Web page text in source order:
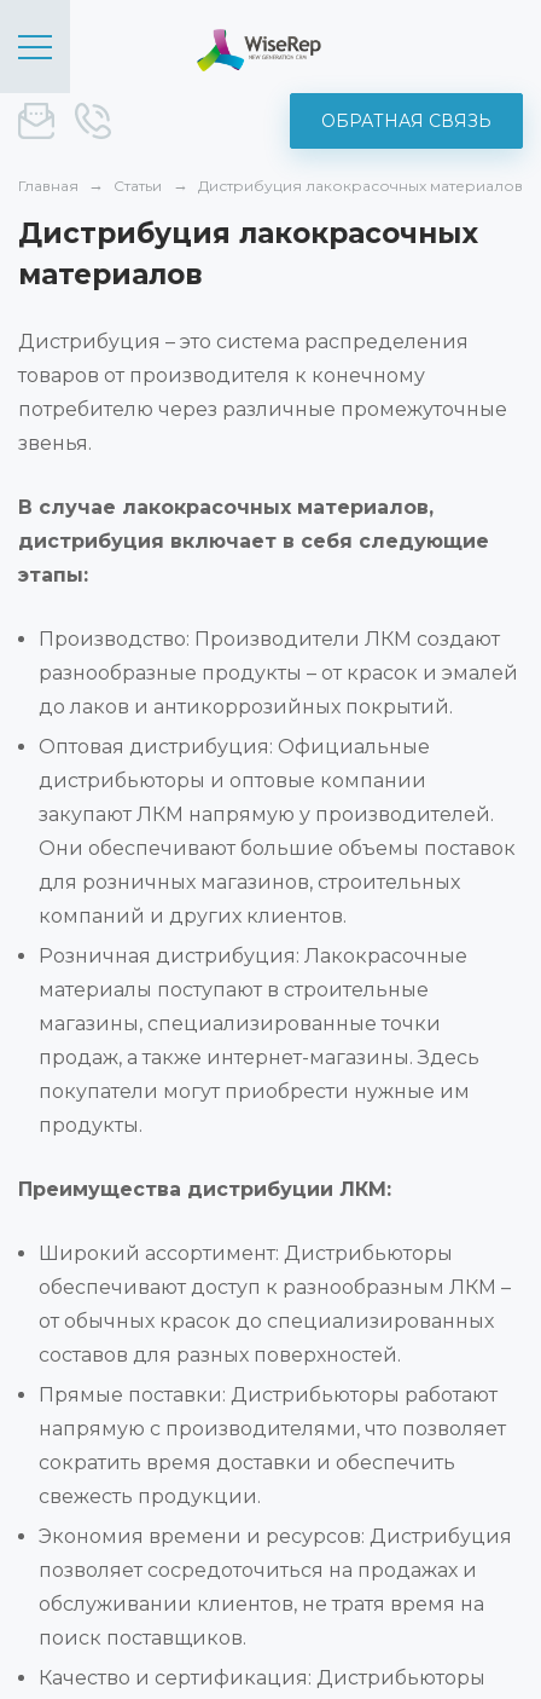
+375 (44) 572-52-19
ОБРАТНАЯ СВЯЗЬ
Главная Статьи Дистрибуция лакокрасочных материалов
Дистрибуция лакокрасочных
материалов
Дистрибуция – это система распределения
товаров от производителя к конечному
потребителю через различные промежуточные
звенья.
В случае лакокрасочных материалов,
дистрибуция включает в себя следующие
этапы:
Производство: Производители ЛКМ создают
разнообразные продукты – от красок и эмалей
до лаков и антикоррозийных покрытий.
Оптовая дистрибуция: Официальные
дистрибьюторы и оптовые компании
закупают ЛКМ напрямую у производителей.
Они обеспечивают большие объемы поставок
для розничных магазинов, строительных
компаний и других клиентов.
Розничная дистрибуция: Лакокрасочные
материалы поступают в строительные
магазины, специализированные точки
продаж, а также интернет-магазины. Здесь
покупатели могут приобрести нужные им
продукты.
Преимущества дистрибуции ЛКМ:
Широкий ассортимент: Дистрибьюторы
обеспечивают доступ к разнообразным ЛКМ –
от обычных красок до специализированных
составов для разных поверхностей.
Прямые поставки: Дистрибьюторы работают
напрямую с производителями, что позволяет
сократить время доставки и обеспечить
свежесть продукции.
Экономия времени и ресурсов: Дистрибуция
позволяет сосредоточиться на продажах и
обслуживании клиентов, не тратя время на
поиск поставщиков.
Качество и сертификация: Дистрибьюторы